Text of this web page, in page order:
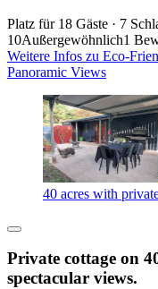
Platz für 18 Gäste · 7
10Außergewöhnlich1
Weitere Infos zu Eco-
Panoramic Views
40 acres with
Private cottage on
spectacular views.